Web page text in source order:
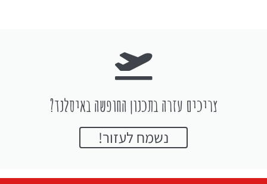
צריכים עזרה בתכנון החופשה באיסלנד?
נשמח לעזור!